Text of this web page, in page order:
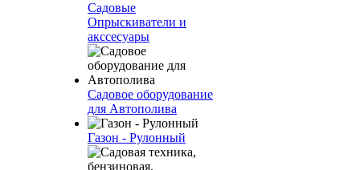
Садовые
Опрыскиватели и
акссесуары
Садовое оборудование
для Автополива
Газон - Рулонный